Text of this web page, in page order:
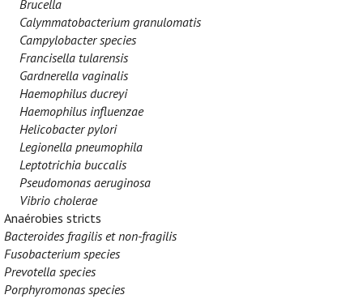
Brucella
Calymmatobacterium granulomatis
Campylobacter species
Francisella tularensis
Gardnerella vaginalis
Haemophilus ducreyi
Haemophilus influenzae
Helicobacter pylori
Legionella pneumophila
Leptotrichia buccalis
Pseudomonas aeruginosa
Vibrio cholerae
Anaérobies stricts
Bacteroides fragilis et non-fragilis
Fusobacterium species
Prevotella species
Porphyromonas species